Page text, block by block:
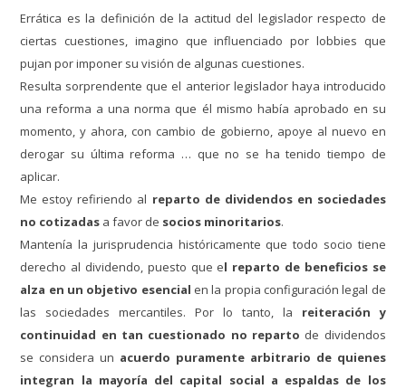
Errática es la definición de la actitud del legislador respecto de
ciertas cuestiones, imagino que influenciado por lobbies que
pujan por imponer su visión de algunas cuestiones.
Resulta sorprendente que el anterior legislador haya introducido
una reforma a una norma que él mismo había aprobado en su
momento, y ahora, con cambio de gobierno, apoye al nuevo en
derogar su última reforma … que no se ha tenido tiempo de
aplicar.
Me estoy refiriendo al reparto de dividendos en sociedades
no cotizadas a favor de socios minoritarios.
Mantenía la jurisprudencia históricamente que todo socio tiene
derecho al dividendo, puesto que el reparto de beneficios se
alza en un objetivo esencial en la propia configuración legal de
las sociedades mercantiles. Por lo tanto, la reiteración y
continuidad en tan cuestionado no reparto de dividendos
se considera un acuerdo puramente arbitrario de quienes
integran la mayoría del capital social a espaldas de los